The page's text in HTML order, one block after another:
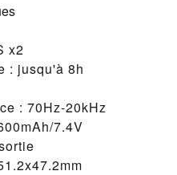
x2
: jusqu'à 8h
: 70Hz-20kHz
7.4V